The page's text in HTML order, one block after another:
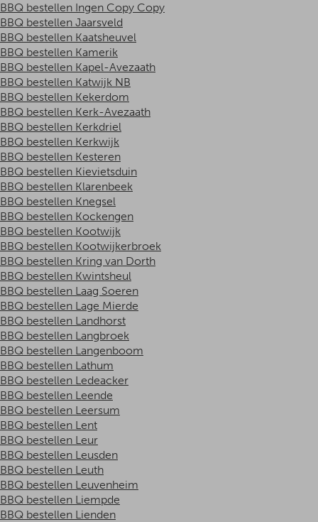
BBQ bestellen Ingen Copy Copy
BBQ bestellen Jaarsveld
BBQ bestellen Kaatsheuvel
BBQ bestellen Kamerik
BBQ bestellen Kapel-Avezaath
BBQ bestellen Katwijk NB
BBQ bestellen Kekerdom
BBQ bestellen Kerk-Avezaath
BBQ bestellen Kerkdriel
BBQ bestellen Kerkwijk
BBQ bestellen Kesteren
BBQ bestellen Kievietsduin
BBQ bestellen Klarenbeek
BBQ bestellen Knegsel
BBQ bestellen Kockengen
BBQ bestellen Kootwijk
BBQ bestellen Kootwijkerbroek
BBQ bestellen Kring van Dorth
BBQ bestellen Kwintsheul
BBQ bestellen Laag Soeren
BBQ bestellen Lage Mierde
BBQ bestellen Landhorst
BBQ bestellen Langbroek
BBQ bestellen Langenboom
BBQ bestellen Lathum
BBQ bestellen Ledeacker
BBQ bestellen Leende
BBQ bestellen Leersum
BBQ bestellen Lent
BBQ bestellen Leur
BBQ bestellen Leusden
BBQ bestellen Leuth
BBQ bestellen Leuvenheim
BBQ bestellen Liempde
BBQ bestellen Lienden